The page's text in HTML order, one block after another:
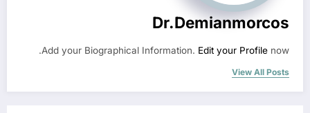
Dr.demianmorcos
Add your Biographical Information. Edit your Profile now.
View All Posts